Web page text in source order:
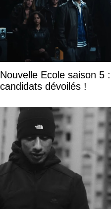
Nouvelle Ecole saison 5
candidats dévoilés !